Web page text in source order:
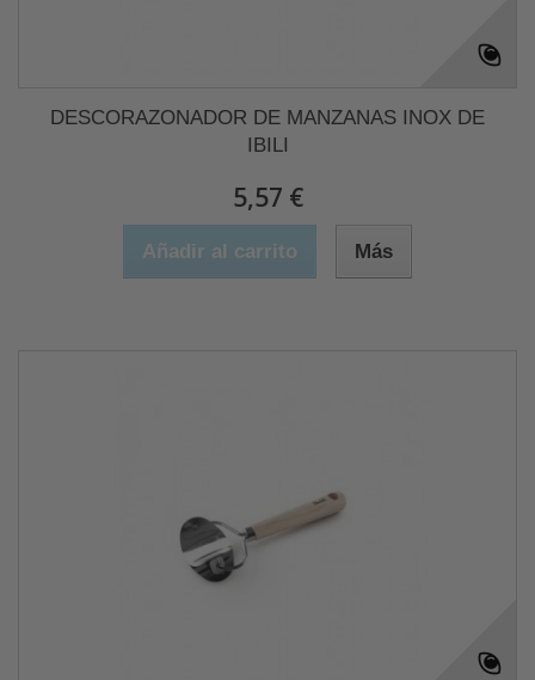
DESCORAZONADOR DE MANZANAS INOX DE
IBILI
5,57 €
Añadir al carrito Más